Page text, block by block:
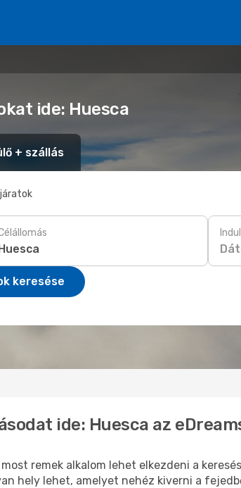
ide: Huesca
+ szállás
keresése
ide: Huesca az
most remek alkalom lehet elkezdeni a
hely lehet, amelyet nehéz kiverni a